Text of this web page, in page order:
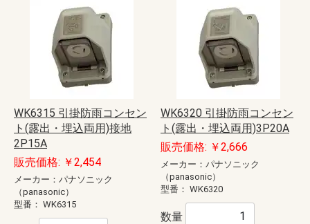
WK6315 引掛防雨コンセン
ト(露出・埋込両用)接地
2P15A
販売価格: ￥2,454
メーカー：パナソニック
（panasonic）
型番： WK6315
WK6320 引掛防雨コンセン
ト(露出・埋込両用)3P20A
販売価格: ￥2,666
メーカー：パナソニック
（panasonic）
型番： WK6320
数量